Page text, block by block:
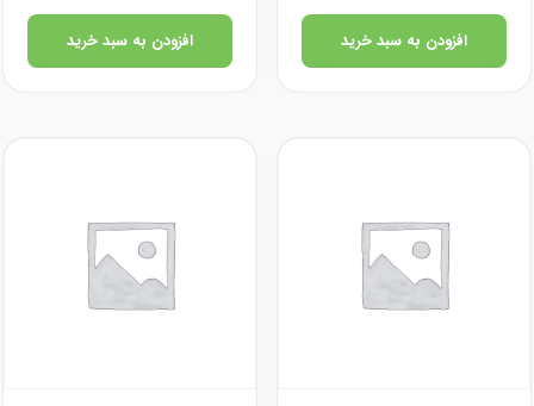
افزودن به سبد خرید افزودن به سبد خرید